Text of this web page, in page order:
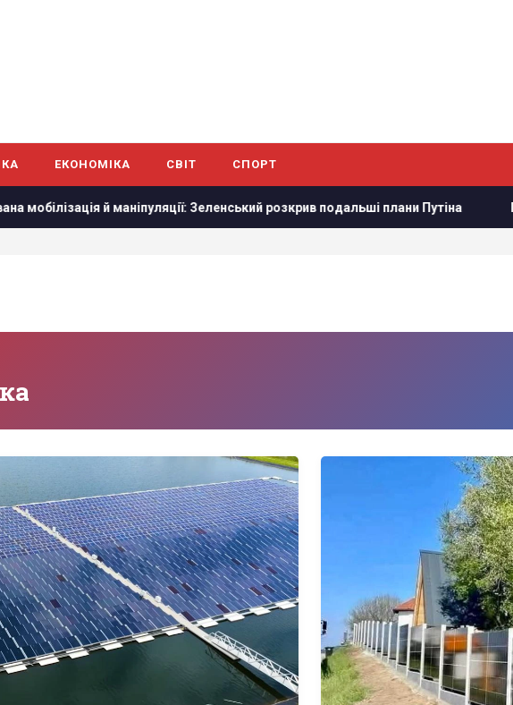
ЕКОНОМІКА СВІТ СПОРТ
й маніпуляції: Зеленський розкрив подальші плани Путіна Путін